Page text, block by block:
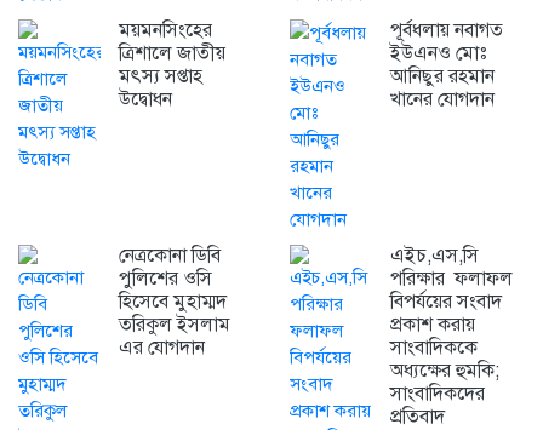
ময়মনসিংহের
ত্রিশালে জাতীয়
মৎস্য সপ্তাহ
উদ্বোধন
পূর্বধলায় নবাগত
ইউএনও মোঃ
আনিছুর রহমান
খানের যোগদান
নেত্রকোনা ডিবি
পুলিশের ওসি
হিসেবে মুহাম্মদ
তরিকুল ইসলাম
এর যোগদান
এইচ,এস,সি
পরিক্ষার ফলাফল
বিপর্যয়ের সংবাদ
প্রকাশ করায়
সাংবাদিককে
অধ্যক্ষের হুমকি;
সাংবাদিকদের
প্রতিবাদ